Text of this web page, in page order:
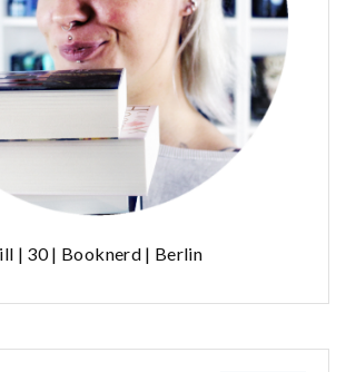
| 30 | Booknerd | Berlin